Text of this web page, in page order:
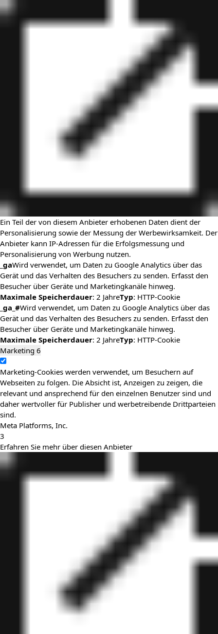
Ein Teil der von diesem Anbieter erhobenen Daten dient der
Personalisierung sowie der Messung der Werbewirksamkeit. Der
Anbieter kann IP-Adressen für die Erfolgsmessung und
Personalisierung von Werbung nutzen.
_gaWird verwendet, um Daten zu Google Analytics über das
Gerät und das Verhalten des Besuchers zu senden. Erfasst den
Besucher über Geräte und Marketingkanäle hinweg.
Maximale Speicherdauer: 2 JahreTyp: HTTP-Cookie
_ga_#Wird verwendet, um Daten zu Google Analytics über das
Gerät und das Verhalten des Besuchers zu senden. Erfasst den
Besucher über Geräte und Marketingkanäle hinweg.
Maximale Speicherdauer: 2 JahreTyp: HTTP-Cookie
Marketing 6
Marketing-Cookies werden verwendet, um Besuchern auf
Webseiten zu folgen. Die Absicht ist, Anzeigen zu zeigen, die
relevant und ansprechend für den einzelnen Benutzer sind und
daher wertvoller für Publisher und werbetreibende Drittparteien
sind.
Meta Platforms, Inc.
3
Erfahren Sie mehr über diesen Anbieter